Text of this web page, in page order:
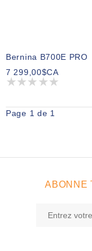
Bernina B700E PRO
7 299,00$CA
Page 1 de 1
ABONNE